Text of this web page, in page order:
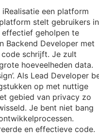
een platform
stelt gebruikers in
effectief geholpen te
Backend Developer met
schrijft. Je zult
hoeveelheden data.
Als Lead Developer
op met nuttige
gebied van privacy zo
Je bent niet bang
en effectieve code.